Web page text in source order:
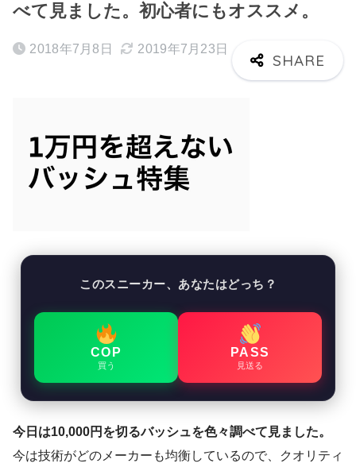
べて見ました。初心者にもオススメ。
2018年7月8日 2019年7月23日
このスニーカー、あなたはどっち？
COP
買う
PASS
見送る
今日は10,000円を切るバッシュを色々調べて見ました。
今は技術がどのメーカーも均衡しているので、クオリティ